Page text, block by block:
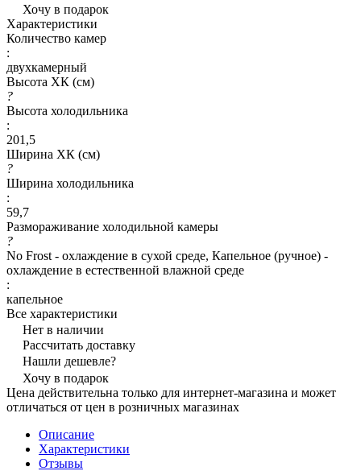
Хочу в подарок
Характеристики
Количество камер
:
двухкамерный
Высота ХК (см)
?
Высота холодильника
:
201,5
Ширина ХК (см)
?
Ширина холодильника
:
59,7
Размораживание холодильной камеры
?
No Frost - охлаждение в сухой среде, Капельное (ручное) -
охлаждение в естественной влажной среде
:
капельное
Все характеристики
Нет в наличии
Рассчитать доставку
Нашли дешевле?
Хочу в подарок
Цена действительна только для интернет-магазина и может
отличаться от цен в розничных магазинах
Описание
Характеристики
Отзывы